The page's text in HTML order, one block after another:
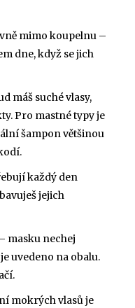
mimo koupelnu –
dne, když se jich
máš suché vlasy,
Pro mastné typy je
šampon většinou
každý den
jejich
masku nechej
uvedeno na obalu.
mokrých vlasů je